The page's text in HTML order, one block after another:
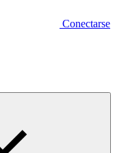
Conectarse